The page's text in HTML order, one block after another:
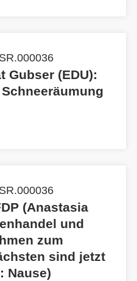
Gubser (EDU):
(Anastasia
und
zum
sind jetzt
Nause)